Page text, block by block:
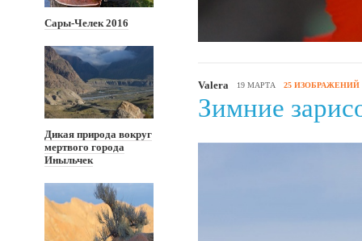
Сары-Челек 2016
Дикая природа вокруг
мертвого города
Иныльчек
Valera 19 МАРТА 25 ИЗОБРАЖЕНИЙ
Зимние